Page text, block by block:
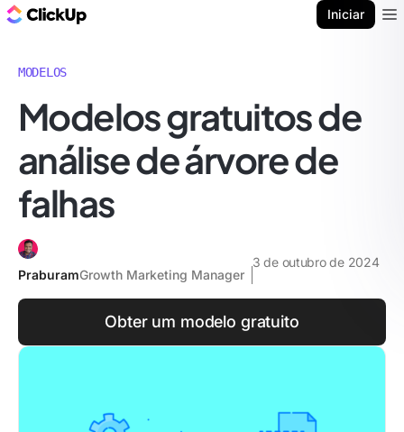
Iniciar
MODELOS
Modelos gratuitos de
análise de árvore de
falhas
PraburamGrowth Marketing Manager
3 de outubro de 2024
Obter um modelo gratuito